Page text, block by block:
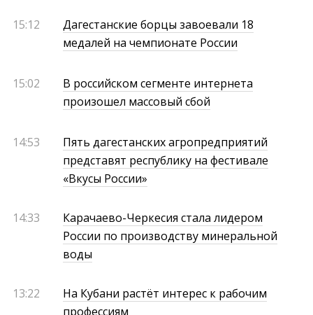
15:12
Дагестанские борцы завоевали 18
медалей на чемпионате России
15:02
В российском сегменте интернета
произошел массовый сбой
14:53
Пять дагестанских агропредприятий
представят республику на фестивале
«Вкусы России»
14:33
Карачаево-Черкесия стала лидером
России по производству минеральной
воды
13:22
На Кубани растёт интерес к рабочим
профессиям